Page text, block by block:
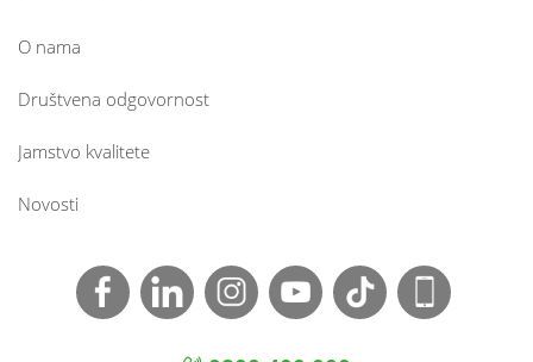
O nama
Društvena odgovornost
Jamstvo kvalitete
Novosti